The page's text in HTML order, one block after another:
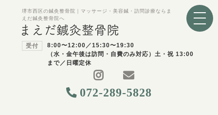
堺市西区の鍼灸整骨院｜マッサージ・美容鍼・訪問診療ならま
えだ鍼灸整骨院へ
受付
8:00〜12:00／15:30〜19:30
（水・金午後は訪問・自費のみ対応）土・祝 13:00
まで／日曜定休
072-289-5828